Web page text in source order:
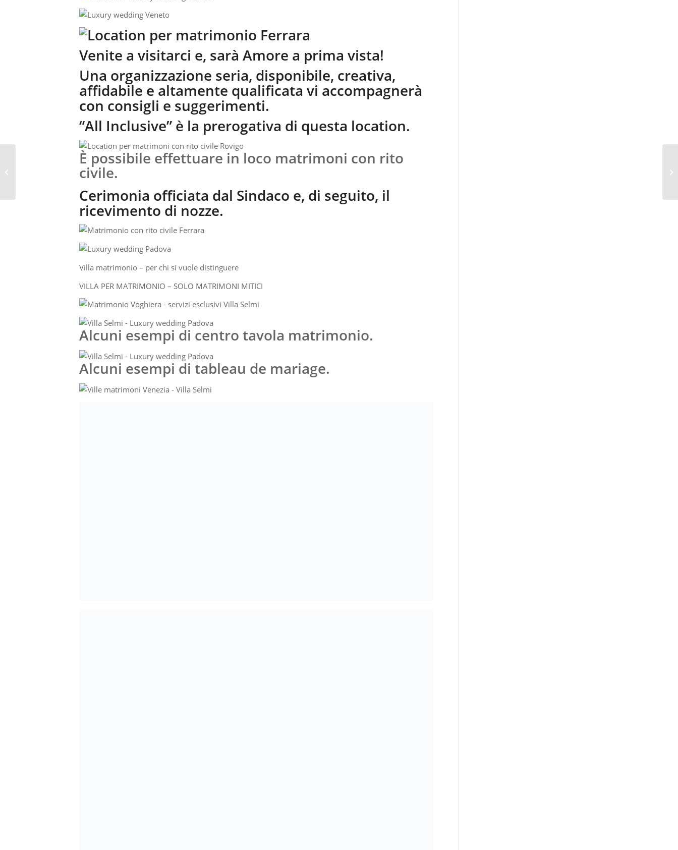
Venite a visitarci e, sarà Amore a prima vista!
Una organizzazione seria, disponibile, creativa,
affidabile e altamente qualificata vi accompagnerà
con consigli e suggerimenti.
“All Inclusive” è la prerogativa di questa location.
È possibile effettuare in loco matrimoni con rito
civile.
Cerimonia officiata dal Sindaco e, di seguito, il
ricevimento di nozze.
Villa matrimonio – per chi si vuole distinguere
VILLA PER MATRIMONIO – SOLO MATRIMONI MITICI
Alcuni esempi di centro tavola matrimonio.
Alcuni esempi di tableau de mariage.
VILLA SELMI N1 SETTORE
MATRIMONI PADOVA